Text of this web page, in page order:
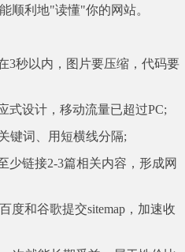
顺利地"读懂"你的网站。
以内，图片要压缩，代码要
设计，移动流量已超过PC;
词、用短横线分隔;
接2-3篇相关内容，形成网
和谷歌提交sitemap，加速收